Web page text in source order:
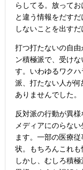
らしてる。放って
と違う情報をだす
しないことを出すだ
打つ打たないの自
ン積極派で、受け
す。いわゆるワク
派、打たない人が
ありませんでした
反対派の行動が異様
メディアにのらな
ます。一部の医療
状。もちろんこれも
しかし、むしろ積